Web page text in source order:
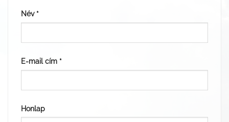
Név *
E-mail cím *
Honlap